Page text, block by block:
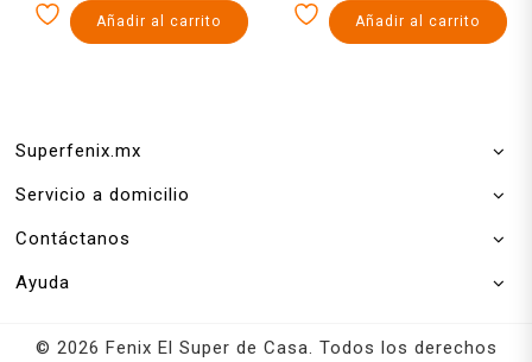
Añadir al carrito Añadir al carrito
Superfenix.mx
Servicio a domicilio
Contáctanos
Ayuda
© 2026 Fenix El Super de Casa. Todos los derechos